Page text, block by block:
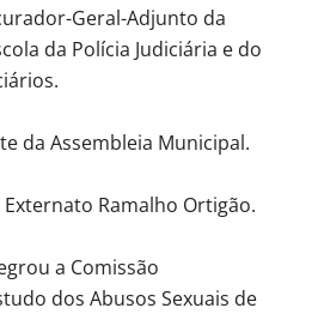
Geral-Adjunto da
da Polícia Judiciária e do
da Assembleia Municipal.
Ramalho Ortigão.
a Comissão
dos Abusos Sexuais de